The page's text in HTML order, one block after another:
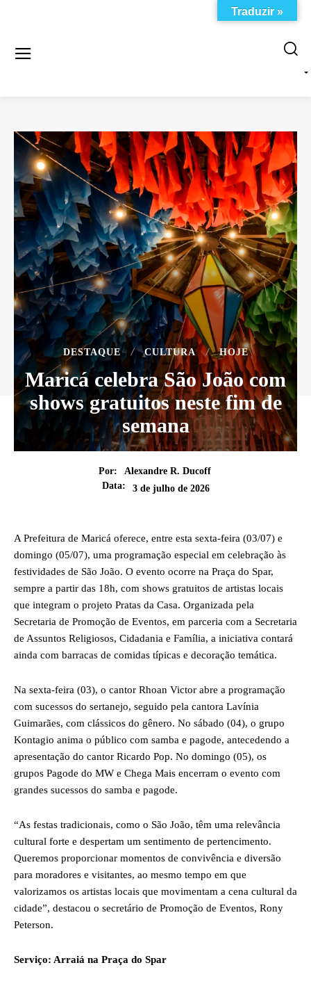
DESTAQUE CULTURA HOJE
Maricá celebra São João com
shows gratuitos neste fim de
semana
Por:
Alexandre R. Ducoff
Data:
3 de julho de 2026
A Prefeitura de Maricá oferece, entre esta sexta-feira (03/07) e
domingo (05/07), uma programação especial em celebração às
festividades de São João. O evento ocorre na Praça do Spar,
sempre a partir das 18h, com shows gratuitos de artistas locais
que integram o projeto Pratas da Casa. Organizada pela
Secretaria de Promoção de Eventos, em parceria com a Secretaria
de Assuntos Religiosos, Cidadania e Família, a iniciativa contará
ainda com barracas de comidas típicas e decoração temática.
Na sexta-feira (03), o cantor Rhoan Victor abre a programação
com sucessos do sertanejo, seguido pela cantora Lavínia
Guimarães, com clássicos do gênero. No sábado (04), o grupo
Kontagio anima o público com samba e pagode, antecedendo a
apresentação do cantor Ricardo Pop. No domingo (05), os
grupos Pagode do MW e Chega Mais encerram o evento com
grandes sucessos do samba e pagode.
“As festas tradicionais, como o São João, têm uma relevância
cultural forte e despertam um sentimento de pertencimento.
Queremos proporcionar momentos de convivência e diversão
para moradores e visitantes, ao mesmo tempo em que
valorizamos os artistas locais que movimentam a cena cultural da
cidade”, destacou o secretário de Promoção de Eventos, Rony
Peterson.
Serviço: Arraiá na Praça do Spar
Traduzir »